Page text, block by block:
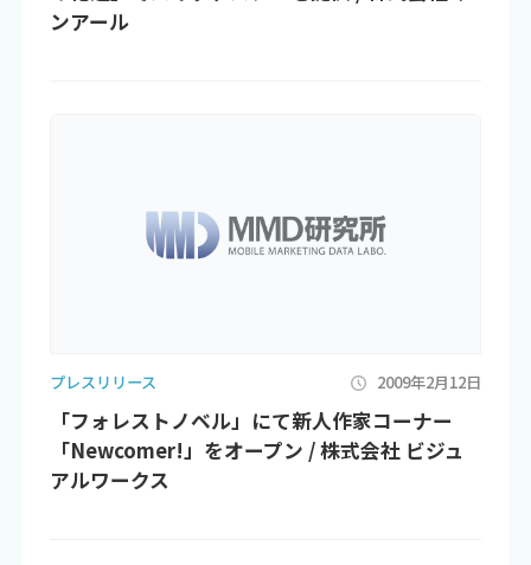
ンアール
プレスリリース 2009年2月12日
「フォレストノベル」にて新人作家コーナー
「Newcomer!」をオープン / 株式会社 ビジュ
アルワークス